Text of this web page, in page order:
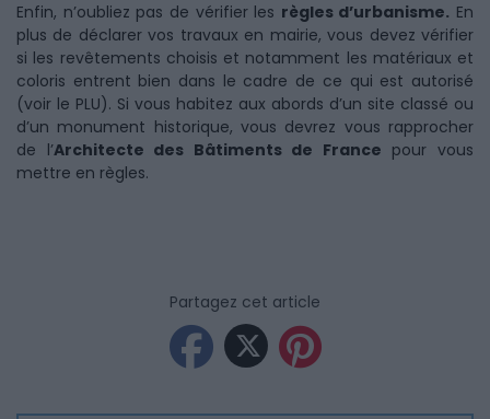
Enfin, n’oubliez pas de vérifier les règles d’urbanisme. En
plus de déclarer vos travaux en mairie, vous devez vérifier
si les revêtements choisis et notamment les matériaux et
coloris entrent bien dans le cadre de ce qui est autorisé
(voir le PLU). Si vous habitez aux abords d’un site classé ou
d’un monument historique, vous devrez vous rapprocher
de l’Architecte des Bâtiments de France pour vous
mettre en règles.
Partagez cet article